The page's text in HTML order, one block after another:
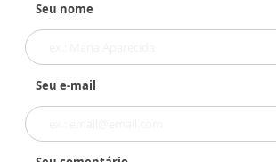
Seu nome
Seu e-mail